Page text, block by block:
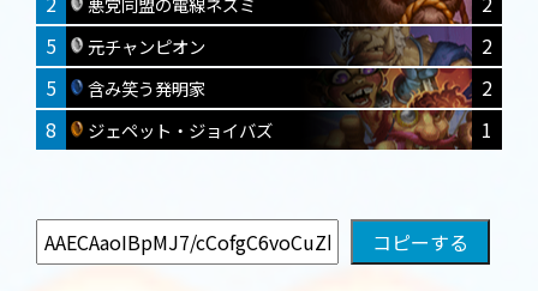
5
元チャンピオン
2
5
含み笑う発明家
2
8
ジェペット・ジョイバズ 1